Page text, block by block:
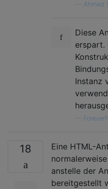
Ahmed
Diese
erspart.
Instanz
18
Eine HTML-
anstelle der
bereitgestellt